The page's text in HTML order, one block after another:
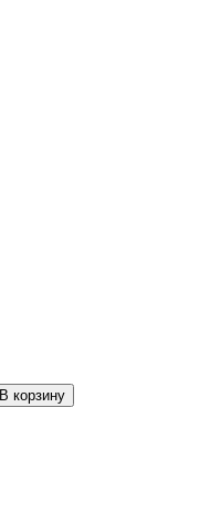
В корзину